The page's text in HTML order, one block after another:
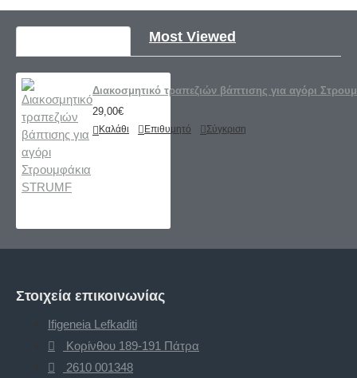
Most Viewed
Διακοσμητικό τραπεζιών βάπτισης για αγόρι
29,00€
Καλάθι Επιθυμητό Σύγκριση
Στοιχεία επικοινωνίας
Ifigeneia Lefkaditi
Κορίνθου 189-191 Πάτρα
2610 001348